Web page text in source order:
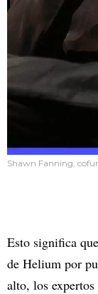
Shawn Fanning,
Esto significa
de Helium por
alto, los